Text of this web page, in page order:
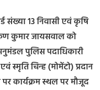
संख्या 13 निवासी एवं कृषि
कुमार जायसवाल को
पुलिस पदाधिकारी
स्मृति चिन्ह (मोमेंटो) प्रदान
कार्यक्रम स्थल पर मौजूद